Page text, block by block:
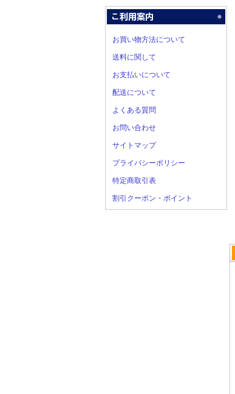
お買い物方法について
送料に関して
お支払いについて
配送について
よくある質問
お問い合わせ
サイトマップ
プライバシーポリシー
特定商取引表
割引クーポン・ポイント